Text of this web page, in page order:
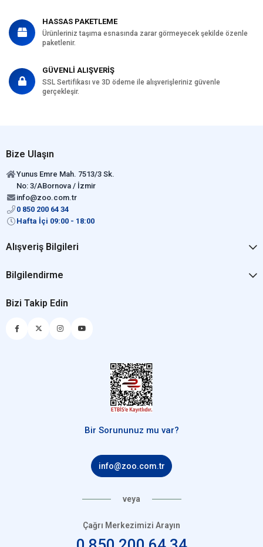
HASSAS PAKETLEME
Ürünleriniz taşıma esnasında zarar görmeyecek şekilde özenle
paketlenir.
GÜVENLİ ALIŞVERİŞ
SSL Sertifikası ve 3D ödeme ile alışverişleriniz güvenle
gerçekleşir.
Bize Ulaşın
Yunus Emre Mah. 7513/3 Sk.
No: 3/ABornova / İzmir
info@zoo.com.tr
0 850 200 64 34
Hafta İçi 09:00 - 18:00
Alışveriş Bilgileri
Bilgilendirme
Bizi Takip Edin
Bir Sorununuz mu var?
info@zoo.com.tr
veya
Çağrı Merkezimizi Arayın